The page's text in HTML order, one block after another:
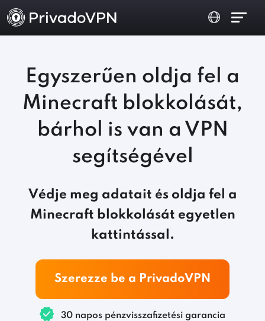
Egyszerűen oldja fel a
Minecraft blokkolását,
bárhol is van a VPN
segítségével
Védje meg adatait és oldja fel a
Minecraft blokkolását egyetlen
kattintással.
Szerezze be a PrivadoVPN
30 napos pénzvisszafizetési garancia